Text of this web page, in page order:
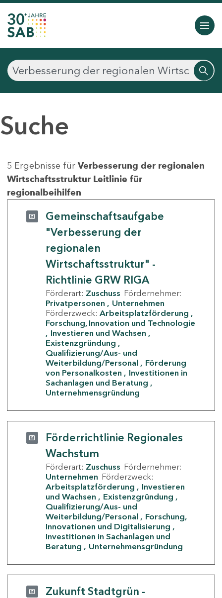
Suche
5 Ergebnisse für Verbesserung der regionalen
Wirtschaftsstruktur Leitlinie für
regionalbeihilfen
Gemeinschaftsaufgabe
"Verbesserung der
regionalen
Wirtschaftsstruktur" -
Richtlinie GRW RIGA
Förderart: Zuschuss Fördernehmer:
Privatpersonen
Unternehmen
Förderzweck: Arbeitsplatzförderung
Forschung, Innovation und Technologie
Investieren und Wachsen
Existenzgründung
Qualifizierung/Aus- und
Weiterbildung/Personal
Förderung
von Personalkosten
Investitionen in
Sachanlagen und Beratung
Unternehmensgründung
Förderrichtlinie Regionales
Wachstum
Förderart: Zuschuss Fördernehmer:
Unternehmen Förderzweck:
Arbeitsplatzförderung
Investieren
und Wachsen
Existenzgründung
Qualifizierung/Aus- und
Weiterbildung/Personal
Forschung,
Innovationen und Digitalisierung
Investitionen in Sachanlagen und
Beratung
Unternehmensgründung
Zukunft Stadtgrün -